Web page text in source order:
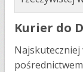
Kurier do
Najskuteczniej